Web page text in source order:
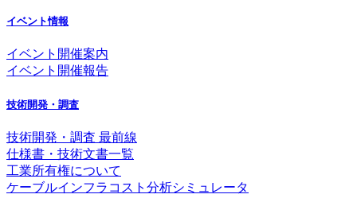
イベント情報
イベント開催案内
イベント開催報告
技術開発・調査
技術開発・調査 最前線
仕様書・技術文書一覧
工業所有権について
ケーブルインフラコスト分析シミュレータ